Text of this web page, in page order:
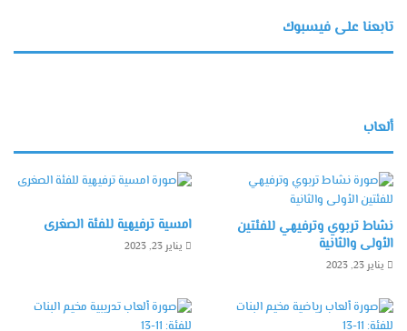
تابعنا على فيسبوك
ألعاب
نشاط تربوي وترفيهي للفئتين
الأولى والثانية
يناير 23, 2023
امسية ترفيهية للفئة الصغرى
يناير 23, 2023